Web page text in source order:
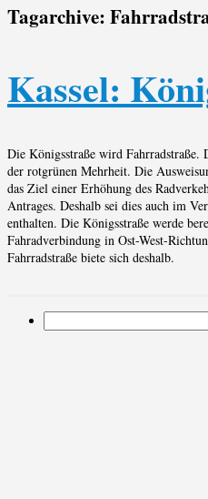
Tagarchive:
Kassel:
Die Königsstraße wird Fahrradstraße.
der rotgrünen Mehrheit. Die
das Ziel einer Erhöhung des
Antrages. Deshalb sei dies auch im
enthalten. Die Königsstraße werde
Fahradverbindung in Ost-West-
Fahrradstraße biete sich deshalb.